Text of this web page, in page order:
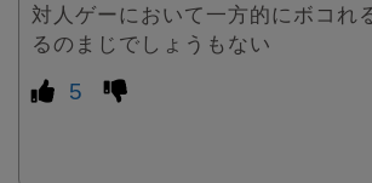
対人ゲーにおいて一方的にボコれ
るのまじでしょうもない
5